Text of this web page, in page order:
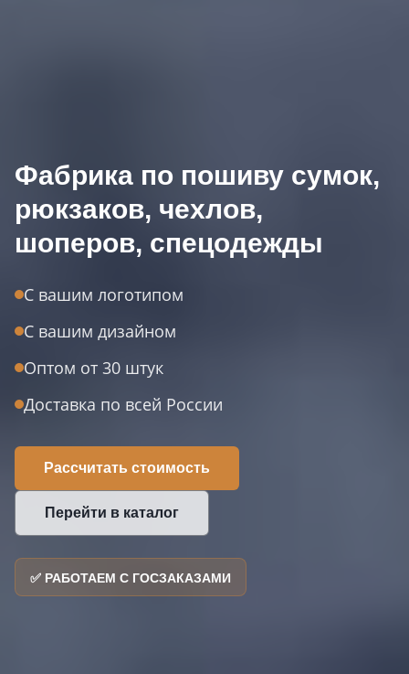
Фабрика по пошиву сумок,
рюкзаков, чехлов,
шоперов, спецодежды
С вашим логотипом
С вашим дизайном
Оптом от 30 штук
Доставка по всей России
Рассчитать стоимость
Перейти в каталог
✅ РАБОТАЕМ С ГОСЗАКАЗАМИ